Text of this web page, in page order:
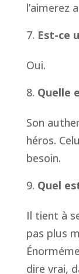
l’aimerez
Est-ce
Oui.
Quelle
Son
héros.
besoin.
Quel
Il tient à
pas plus
dire vrai,